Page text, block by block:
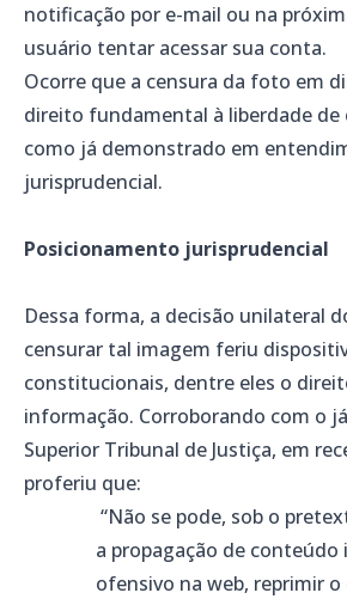
notificação por e-mail ou na
usuário tentar acessar sua conta.
Ocorre que a censura da foto em
direito fundamental à liberdade de
como já demonstrado em
jurisprudencial.
Posicionamento jurisprudencial
Dessa forma, a decisão unilateral
censurar tal imagem feriu
constitucionais, dentre eles o
informação. Corroborando com o
Superior Tribunal de Justiça, em
proferiu que:
“Não se pode, sob o
a propagação de conteúdo
ofensivo na web, reprimir